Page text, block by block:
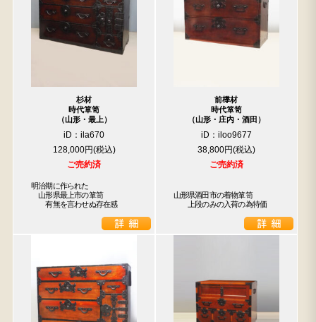
杉材
時代箪笥
（山形・最上）
iD：ila670
128,000円
ご売約済
明治期に作られた
山形県最上市の箪笥
有無を言わせぬ存在感
前﨔材
時代箪笥
（山形・庄内・酒田）
iD：iloo9677
38,800円
ご売約済
山形県酒田市の着物箪笥
上段のみの入荷の為特価